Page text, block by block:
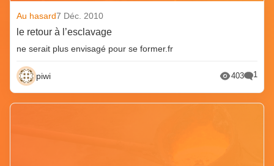
Au hasard7 Déc. 2010
le retour à l’esclavage
ne serait plus envisagé pour se former.fr
piwi 403 1